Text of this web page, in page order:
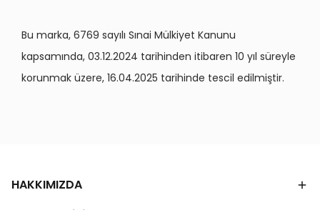
Bu marka, 6769 sayılı Sınai Mülkiyet Kanunu
kapsamında, 03.12.2024 tarihinden itibaren 10 yıl süreyle
korunmak üzere, 16.04.2025 tarihinde tescil edilmiştir.
HAKKIMIZDA